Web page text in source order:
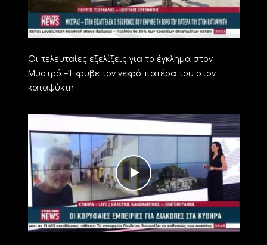
Οι τελευταίες εξελίξεις για το έγκλημα στον
Μυστρά – Έκρυβε τον νεκρό πατέρα του στον
καταψύκτη